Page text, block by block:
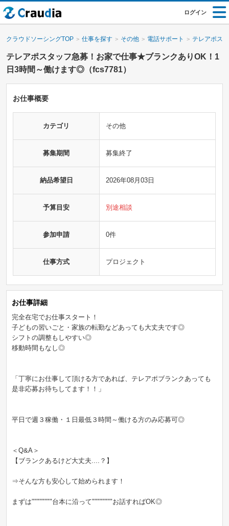
ログイン
クラウドソーシングTOP 仕事を探す その他 電話サポート テレアポス
テレアポスタッフ急募！お家で仕事★ブランクありOK！1
日3時間～働けます◎（fcs7781）
お仕事概要
カテゴリ その他
募集期間 募集終了
納品希望日 2026年08月03日
予算目安 別途相談
参加申請 0件
仕事方式 プロジェクト
お仕事詳細
完全在宅でお仕事スタート！
子どもの習いごと・家族の転勤などあっても大丈夫です◎
シフトの調整もしやすい◎
移動時間もなし◎
「丁寧にお仕事して頂ける方であれば、テレアポブランクあっても
是非応募お待ちしてます！！」
平日で週３稼働・１日最低３時間～働ける方のみ応募可◎
＜Q&A＞
【ブランクあるけど大丈夫....？】
⇒そんな方も安心して始められます！
まずは""""""""台本に沿って""""""""お話すればOK◎